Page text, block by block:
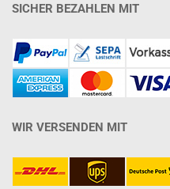
SICHER BEZAHLEN MIT
WIR VERSENDEN MIT